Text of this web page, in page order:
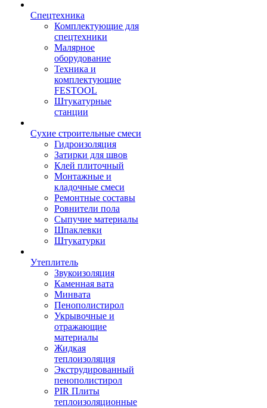
Спецтехника
Комплектующие для
спецтехники
Малярное
оборудование
Техника и
комплектующие
FESTOOL
Штукатурные
станции
Сухие строительные смеси
Гидроизоляция
Затирки для швов
Клей плиточный
Монтажные и
кладочные смеси
Ремонтные составы
Ровнители пола
Сыпучие материалы
Шпаклевки
Штукатурки
Утеплитель
Звукоизоляция
Каменная вата
Минвата
Пенополистирол
Укрывочные и
отражающие
материалы
Жидкая
теплоизоляция
Экструдированный
пенополистирол
PIR Плиты
теплоизоляционные